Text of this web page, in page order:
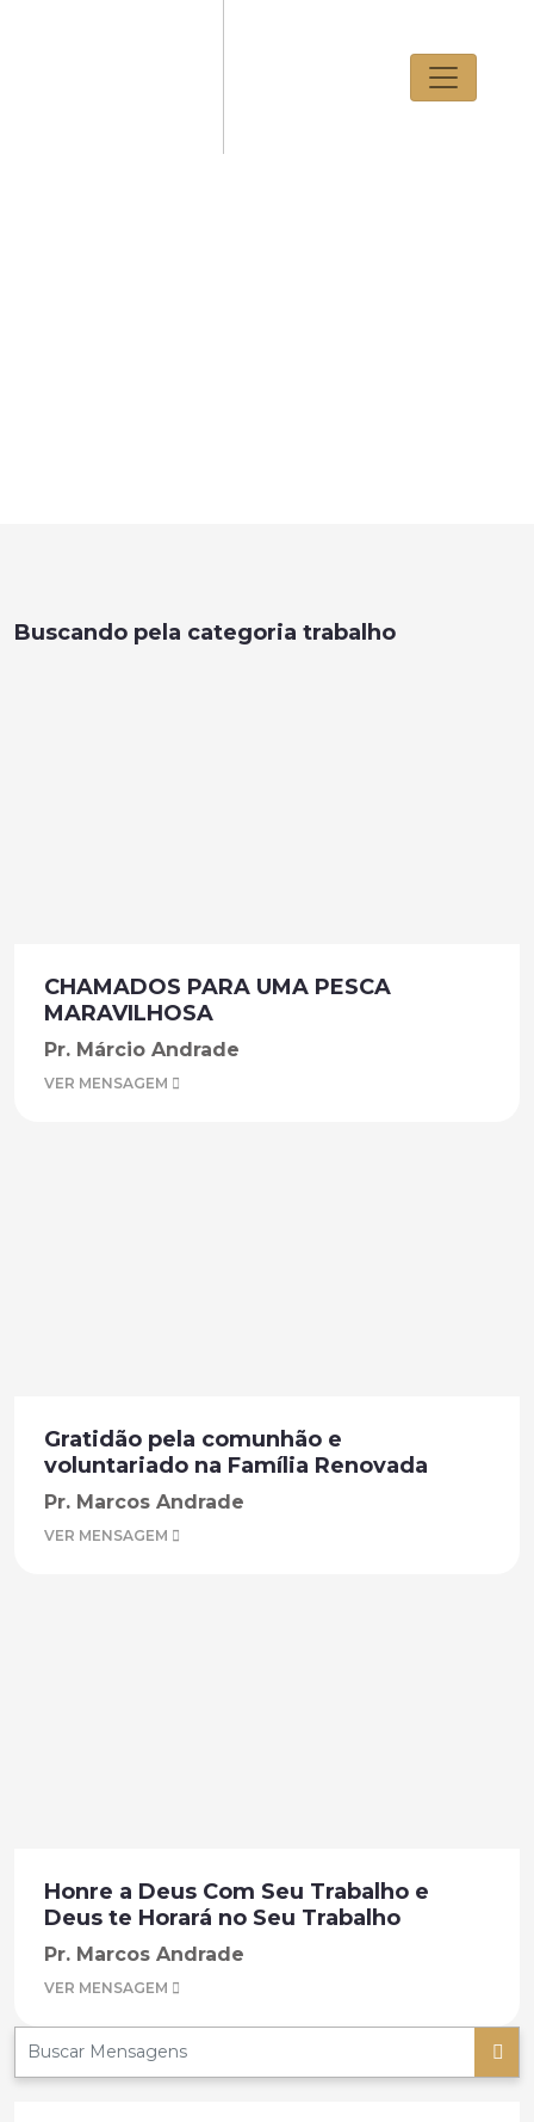
Buscando pela categoria trabalho
CHAMADOS PARA UMA PESCA
MARAVILHOSA
Pr. Márcio Andrade
VER MENSAGEM
Gratidão pela comunhão e
voluntariado na Família Renovada
Pr. Marcos Andrade
VER MENSAGEM
Honre a Deus Com Seu Trabalho e
Deus te Horará no Seu Trabalho
Pr. Marcos Andrade
VER MENSAGEM